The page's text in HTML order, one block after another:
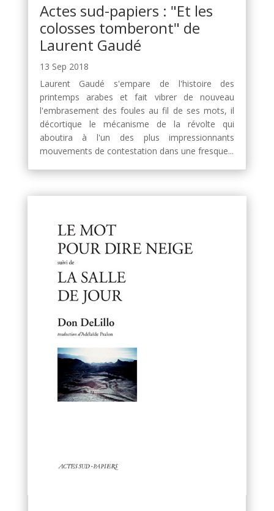
Actes sud-papiers : "Et les
colosses tomberont" de
Laurent Gaudé
13 Sep 2018
Laurent Gaudé s'empare de l'histoire des
printemps arabes et fait vibrer de nouveau
l'embrasement des foules au fil de ses mots, il
décortique le mécanisme de la révolte qui
aboutira à l'un des plus impressionnants
mouvements de contestation dans une fresque...